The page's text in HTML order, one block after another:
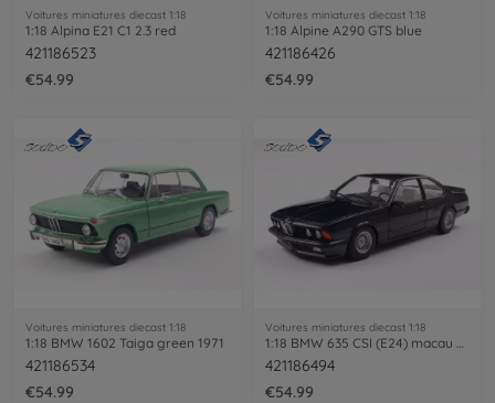
Voitures miniatures diecast 1:18
1:18 Alpina E21 C1 2.3 red
421186523
€54.99
Voitures miniatures diecast 1:18
1:18 Alpine A290 GTS blue
421186426
€54.99
Voitures miniatures diecast 1:18
1:18 BMW 1602 Taiga green 1971
421186534
€54.99
Voitures miniatures diecast 1:18
421186494
€54.99